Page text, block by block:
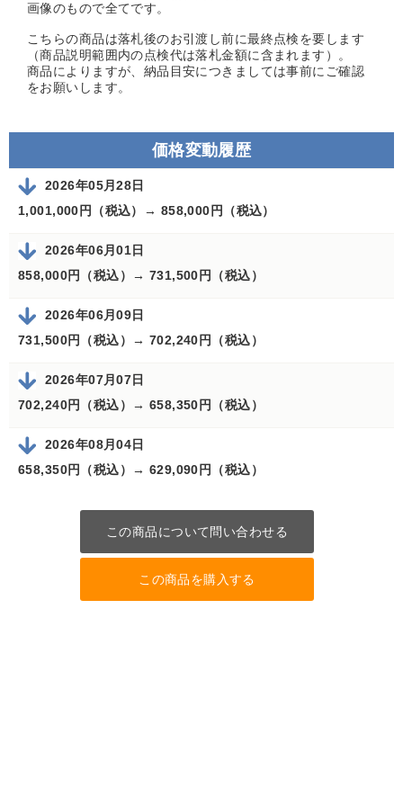
画像のもので全てです。
こちらの商品は落札後のお引渡し前に最終点検を要します
（商品説明範囲内の点検代は落札金額に含まれます）。
商品によりますが、納品目安につきましては事前にご確認
をお願いします。
価格変動履歴
2026年05月28日
1,001,000円（税込）→ 858,000円（税込）
2026年06月01日
858,000円（税込）→ 731,500円（税込）
2026年06月09日
731,500円（税込）→ 702,240円（税込）
2026年07月07日
702,240円（税込）→ 658,350円（税込）
2026年08月04日
658,350円（税込）→ 629,090円（税込）
この商品について問い合わせる
この商品を購入する